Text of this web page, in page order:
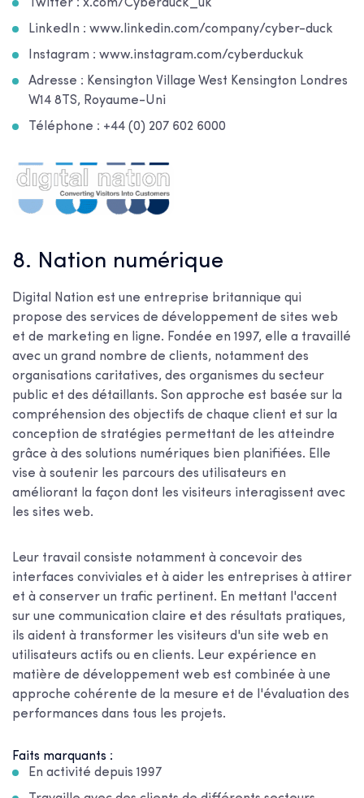
Twitter : x.com/Cyberduck_uk
LinkedIn : www.linkedin.com/company/cyber-duck
Instagram : www.instagram.com/cyberduckuk
Adresse : Kensington Village West Kensington Londres
W14 8TS, Royaume-Uni
Téléphone : +44 (0) 207 602 6000
8. Nation numérique
Digital Nation est une entreprise britannique qui
propose des services de développement de sites web
et de marketing en ligne. Fondée en 1997, elle a travaillé
avec un grand nombre de clients, notamment des
organisations caritatives, des organismes du secteur
public et des détaillants. Son approche est basée sur la
compréhension des objectifs de chaque client et sur la
conception de stratégies permettant de les atteindre
grâce à des solutions numériques bien planifiées. Elle
vise à soutenir les parcours des utilisateurs en
améliorant la façon dont les visiteurs interagissent avec
les sites web.
Leur travail consiste notamment à concevoir des
interfaces conviviales et à aider les entreprises à attirer
et à conserver un trafic pertinent. En mettant l'accent
sur une communication claire et des résultats pratiques,
ils aident à transformer les visiteurs d'un site web en
utilisateurs actifs ou en clients. Leur expérience en
matière de développement web est combinée à une
approche cohérente de la mesure et de l'évaluation des
performances dans tous les projets.
Faits marquants :
En activité depuis 1997